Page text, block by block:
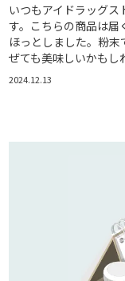
いつもアイドラッグス
す。こちらの商品は届
ほっとしました。粉
ぜても美味しいかもし
2024.12.13